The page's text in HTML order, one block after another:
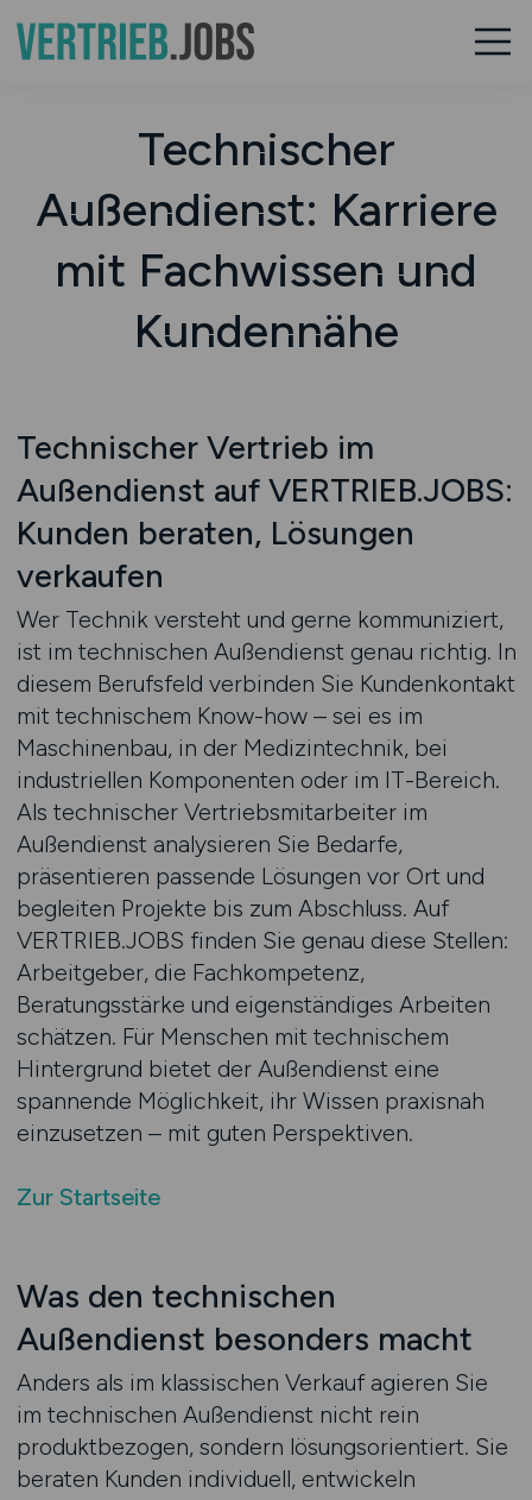
Technischer
Außendienst: Karriere
mit Fachwissen und
Kundennähe
Technischer Vertrieb im
Außendienst auf VERTRIEB.JOBS:
Kunden beraten, Lösungen
verkaufen
Wer Technik versteht und gerne kommuniziert,
ist im technischen Außendienst genau richtig. In
diesem Berufsfeld verbinden Sie Kundenkontakt
mit technischem Know-how – sei es im
Maschinenbau, in der Medizintechnik, bei
industriellen Komponenten oder im IT-Bereich.
Als technischer Vertriebsmitarbeiter im
Außendienst analysieren Sie Bedarfe,
präsentieren passende Lösungen vor Ort und
begleiten Projekte bis zum Abschluss. Auf
VERTRIEB.JOBS finden Sie genau diese Stellen:
Arbeitgeber, die Fachkompetenz,
Beratungsstärke und eigenständiges Arbeiten
schätzen. Für Menschen mit technischem
Hintergrund bietet der Außendienst eine
spannende Möglichkeit, ihr Wissen praxisnah
einzusetzen – mit guten Perspektiven.
Zur Startseite
Was den technischen
Außendienst besonders macht
Anders als im klassischen Verkauf agieren Sie
im technischen Außendienst nicht rein
produktbezogen, sondern lösungsorientiert. Sie
beraten Kunden individuell, entwickeln